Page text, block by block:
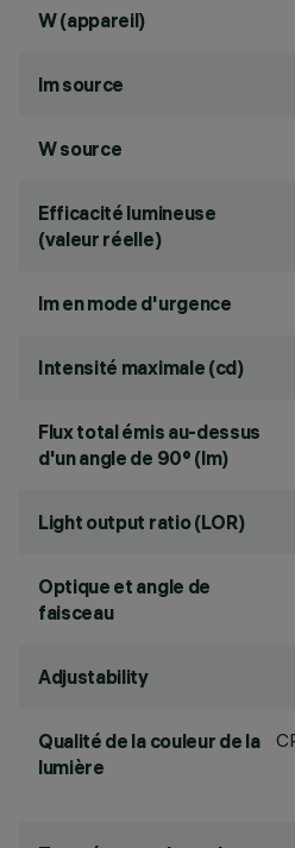
W (appareil)
lm source
W source
Efficacité lumineuse
(valeur réelle)
lm en mode d'urgence
Intensité maximale (cd)
Flux total émis au-dessus
d'un angle de 90° (lm)
Light output ratio (LOR)
Optique et angle de
faisceau
Adjustability
Qualité de la couleur de la
lumière